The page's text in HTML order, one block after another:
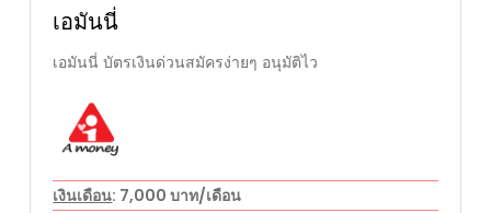
เอมันนี่
เอมันนี่ บัตรเงินด่วนสมัครง่ายๆ อนุมัติไว
เงินเดือน: 7,000 บาท/เดือน